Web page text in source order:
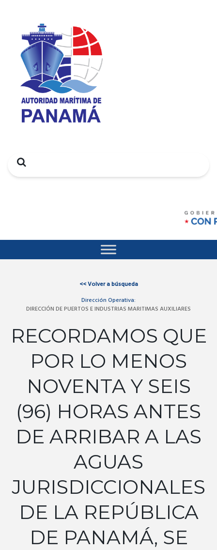
Search
<<Volver a búsqueda
Dirección Operativa:
DIRECCIÓN DE PUERTOS E INDUSTRIAS MARITIMAS AUXILIARES
RECORDAMOS QUE
POR LO MENOS
NOVENTA Y SEIS
(96) HORAS ANTES
DE ARRIBAR A LAS
AGUAS
JURISDICCIONALES
DE LA REPÚBLICA
DE PANAMÁ, SE